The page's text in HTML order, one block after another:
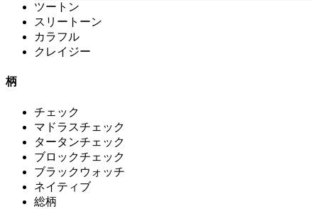
ツートン
スリートーン
カラフル
クレイジー
柄
チェック
マドラスチェック
タータンチェック
ブロックチェック
ブラックウォッチ
ネイティブ
総柄